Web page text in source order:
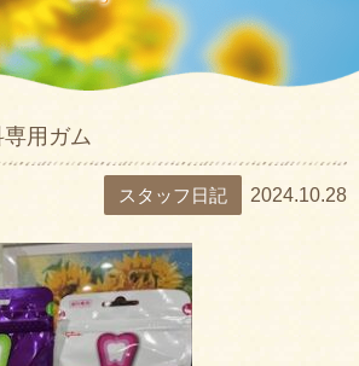
用ガム
スタッフ日記 2024.10.28